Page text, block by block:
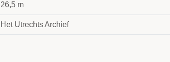
26,5 m
Het Utrechts Archief